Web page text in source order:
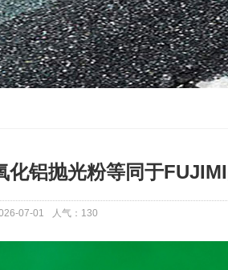
铝抛光粉等同于
07-01 人气： 130